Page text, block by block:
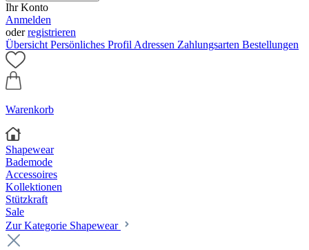
Ihr Konto
Anmelden
oderregistrieren
Übersicht Persönliches Profil Adressen Zahlungsarten Bestellungen
Warenkorb
Shapewear
Bademode
Accessoires
Kollektionen
Stützkraft
Sale
Zur Kategorie Shapewear